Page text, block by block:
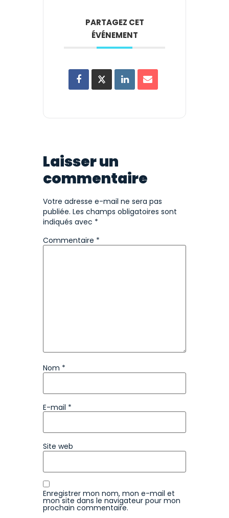
PARTAGEZ CET
ÉVÉNEMENT
Laisser un
commentaire
Votre adresse e-mail ne sera pas
publiée. Les champs obligatoires sont
indiqués avec *
Commentaire *
Nom *
E-mail *
Site web
Enregistrer mon nom, mon e-mail et
mon site dans le navigateur pour mon
prochain commentaire.